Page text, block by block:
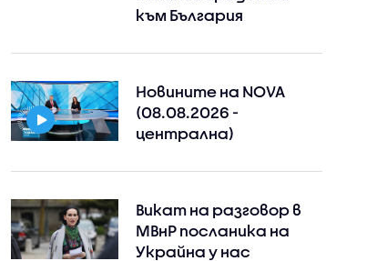
към България
Новините на NOVA
(08.08.2026 -
централна)
Викат на разговор в
МВнР посланика на
Украйна у нас